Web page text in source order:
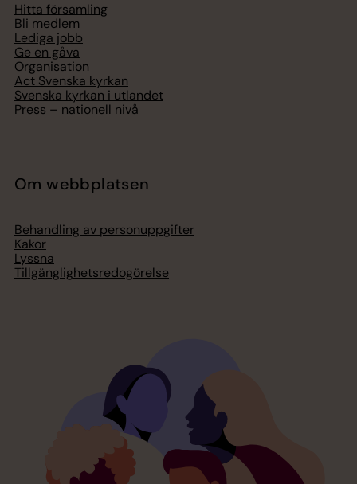
Hitta församling
Bli medlem
Lediga jobb
Ge en gåva
Organisation
Act Svenska kyrkan
Svenska kyrkan i utlandet
Press – nationell nivå
Om webbplatsen
Behandling av personuppgifter
Kakor
Lyssna
Tillgänglighetsredogörelse